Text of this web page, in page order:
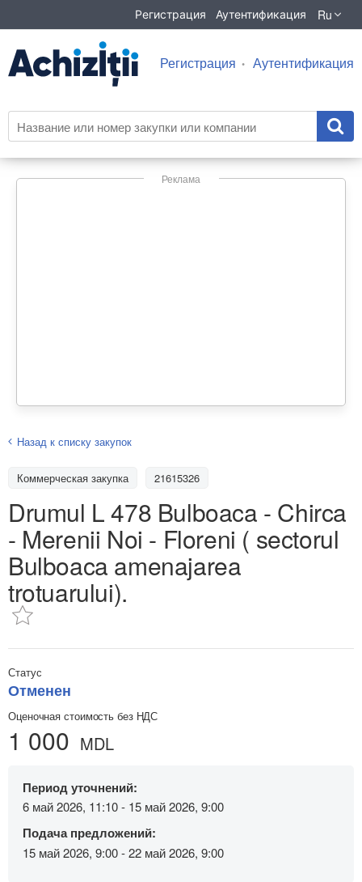
Регистрация Аутентификация Ru
Регистрация Аутентификация
Реклама
Назад к списку закупок
Коммерческая закупка 21615326
Drumul L 478 Bulboaca - Chirca
- Merenii Noi - Floreni ( sectorul
Bulboaca amenajarea
trotuarului).
Статус
Отменен
Оценочная стоимость без НДС
1 000 MDL
Период уточнений:
6 май 2026, 11:10 - 15 май 2026, 9:00
Подача предложений:
15 май 2026, 9:00 - 22 май 2026, 9:00